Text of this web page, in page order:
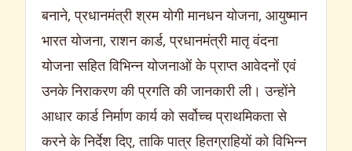
बनाने, प्रधानमंत्री श्रम योगी मानधन योजना, आयुष्मान
भारत योजना, राशन कार्ड, प्रधानमंत्री मातृ वंदना
योजना सहित विभिन्न योजनाओं के प्राप्त आवेदनों एवं
उनके निराकरण की प्रगति की जानकारी ली। उन्होंने
आधार कार्ड निर्माण कार्य को सर्वोच्च प्राथमिकता से
करने के निर्देश दिए, ताकि पात्र हितग्राहियों को विभिन्न